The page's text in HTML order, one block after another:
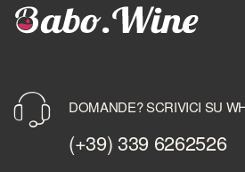
DOMANDE? SCRIVICI SU
(+39) 339 6262526